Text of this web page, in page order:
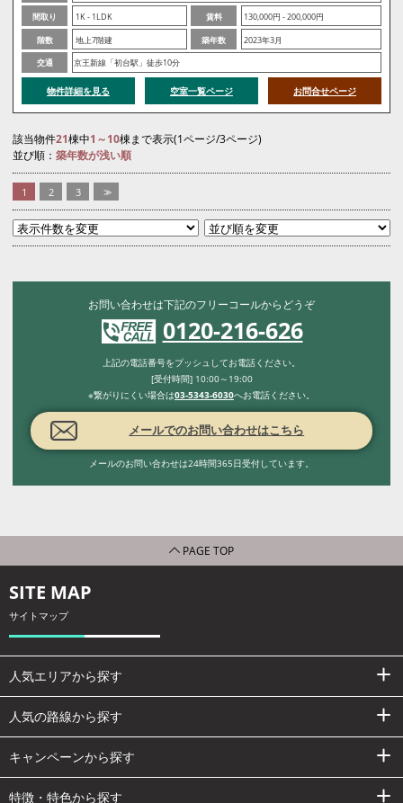
間取り
1K - 1LDK 賃料
130,000円 - 200,000円
階数
地上7階建 築年数
2023年3月
交通
京王新線「初台駅」徒歩10分
物件詳細を見る 空室一覧ページ お問合せページ
該当物件21棟中1～10棟まで表示(1ページ/3ページ)
並び順： 築年数が浅い順
1 2 3 >>
お問い合わせは下記のフリーコールからどうぞ
0120-216-626
上記の電話番号をプッシュしてお電話ください。
[受付時間] 10:00～19:00
※繋がりにくい場合は03-5343-6030へお電話ください。
メールでのお問い合わせはこちら
メールのお問い合わせは24時間365日受付しています。
PAGE TOP
SITE MAP
サイトマップ
人気エリアから探す
人気の路線から探す
キャンペーンから探す
特徴・特色から探す